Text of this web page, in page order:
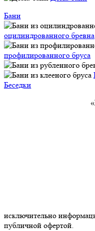
Бани
оцилиндрованного бревна
профилированного бруса
Беседки
исключительно
публичной офертой.